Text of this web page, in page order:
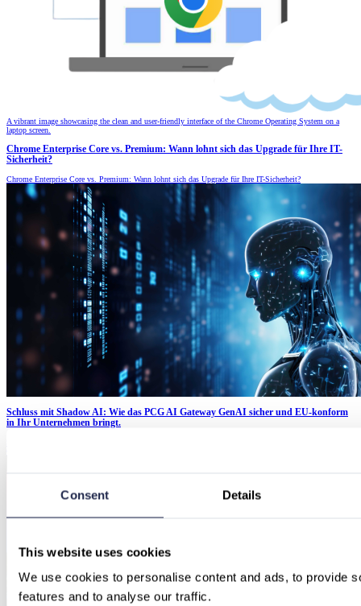
Consent Details
This website uses cookies
We use cookies to personalise content and ads, to provide
features and to analyse our traffic.
A vibrant image showcasing the clean and user-friendly interface of the Chrome Operating System on a
laptop screen.
Chrome Enterprise Core vs. Premium: Wann lohnt sich das Upgrade für Ihre IT-
Sicherheit?
Chrome Enterprise Core vs. Premium: Wann lohnt sich das Upgrade für Ihre IT-Sicherheit?
Schluss mit Shadow AI: Wie das PCG AI Gateway GenAI sicher und EU-konform
in Ihr Unternehmen bringt.